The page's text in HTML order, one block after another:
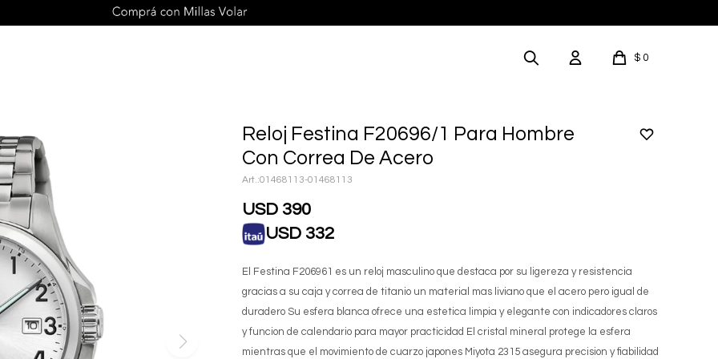
$ 0
Reloj Festina F20696/1 Para Hombre
Con Correa De Acero
01468113-01468113
USD 390
USD 332
El Festina F206961 es un reloj masculino que destaca por su ligereza y resistencia
gracias a su caja y correa de titanio un material mas liviano que el acero pero igual de
duradero Su esfera blanca ofrece una estetica limpia y elegante con indicadores claros
y funcion de calendario para mayor practicidad El cristal mineral protege la esfera
mientras que el movimiento de cuarzo japones Miyota 2315 asegura precision y fiabilidad